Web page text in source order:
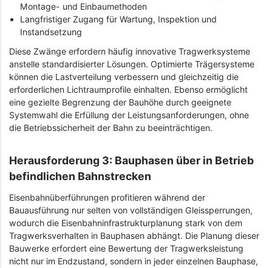
Montage- und Einbaumethoden
Langfristiger Zugang für Wartung, Inspektion und
Instandsetzung
Diese Zwänge erfordern häufig innovative Tragwerksysteme
anstelle standardisierter Lösungen. Optimierte Trägersysteme
können die Lastverteilung verbessern und gleichzeitig die
erforderlichen Lichtraumprofile einhalten. Ebenso ermöglicht
eine gezielte Begrenzung der Bauhöhe durch geeignete
Systemwahl die Erfüllung der Leistungsanforderungen, ohne
die Betriebssicherheit der Bahn zu beeinträchtigen.
Herausforderung 3: Bauphasen über in Betrieb
befindlichen Bahnstrecken
Eisenbahnüberführungen profitieren während der
Bauausführung nur selten von vollständigen Gleissperrungen,
wodurch die Eisenbahninfrastrukturplanung stark von dem
Tragwerksverhalten in Bauphasen abhängt. Die Planung dieser
Bauwerke erfordert eine Bewertung der Tragwerksleistung
nicht nur im Endzustand, sondern in jeder einzelnen Bauphase,